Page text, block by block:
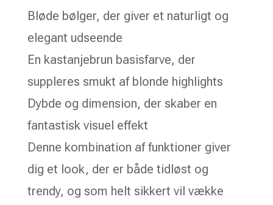
Bløde bølger, der giver et naturligt og
elegant udseende
En kastanjebrun basisfarve, der
suppleres smukt af blonde highlights
Dybde og dimension, der skaber en
fantastisk visuel effekt
Denne kombination af funktioner giver
dig et look, der er både tidløst og
trendy, og som helt sikkert vil vække